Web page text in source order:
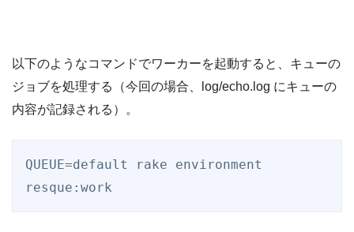
以下のようなコマンドでワーカーを起動すると、キューの
ジョブを処理する（今回の場合、log/echo.log にキューの
内容が記録される）。
QUEUE=default rake environment